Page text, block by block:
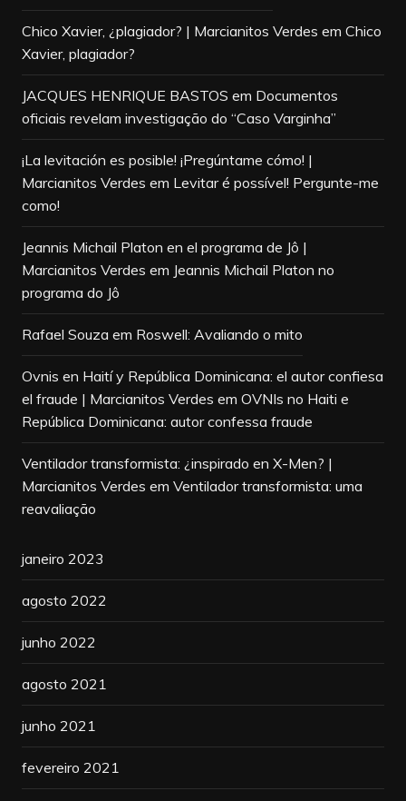
Chico Xavier, ¿plagiador? | Marcianitos Verdes em Chico
Xavier, plagiador?
JACQUES HENRIQUE BASTOS em Documentos
oficiais revelam investigação do “Caso Varginha”
¡La levitación es posible! ¡Pregúntame cómo! |
Marcianitos Verdes em Levitar é possível! Pergunte-me
como!
Jeannis Michail Platon en el programa de Jô |
Marcianitos Verdes em Jeannis Michail Platon no
programa do Jô
Rafael Souza em Roswell: Avaliando o mito
Ovnis en Haití y República Dominicana: el autor confiesa
el fraude | Marcianitos Verdes em OVNIs no Haiti e
República Dominicana: autor confessa fraude
Ventilador transformista: ¿inspirado en X-Men? |
Marcianitos Verdes em Ventilador transformista: uma
reavaliação
janeiro 2023
agosto 2022
junho 2022
agosto 2021
junho 2021
fevereiro 2021